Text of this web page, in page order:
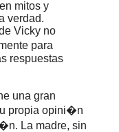
mitos y
verdad.
Vicky no
para
respuestas
una gran
propia opini�n
La madre, sin